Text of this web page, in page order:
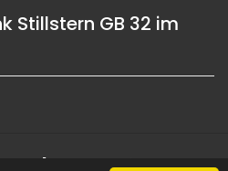
Stillstern GB 32 im
| Copyright © 2006 -